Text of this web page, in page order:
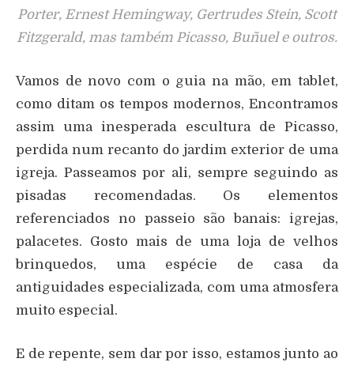
Porter, Ernest Hemingway, Gertrudes Stein, Scott
Fitzgerald, mas também Picasso, Buñuel e outros.
Vamos de novo com o guia na mão, em tablet,
como ditam os tempos modernos, Encontramos
assim uma inesperada escultura de Picasso,
perdida num recanto do jardim exterior de uma
igreja. Passeamos por ali, sempre seguindo as
pisadas recomendadas. Os elementos
referenciados no passeio são banais: igrejas,
palacetes. Gosto mais de uma loja de velhos
brinquedos, uma espécie de casa da
antiguidades especializada, com uma atmosfera
muito especial.
E de repente, sem dar por isso, estamos junto ao